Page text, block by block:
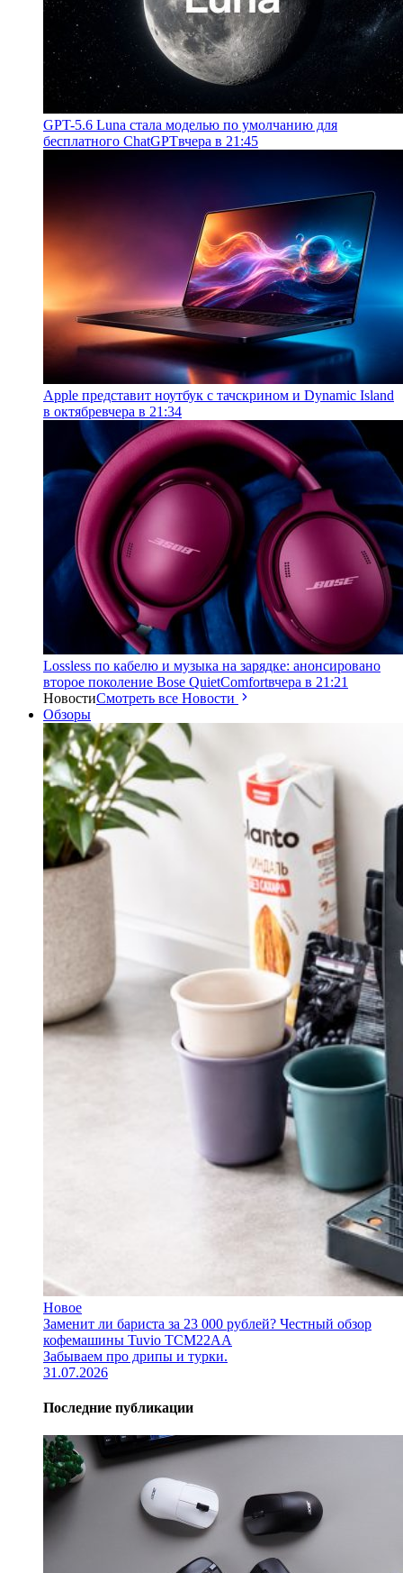
GPT-5.6 Luna стала моделью по умолчанию для
бесплатного ChatGPTвчера в 21:45
Apple представит ноутбук с тачскрином и Dynamic Island
в октябревчера в 21:34
Lossless по кабелю и музыка на зарядке: анонсировано
второе поколение Bose QuietComfortвчера в 21:21
НовостиСмотреть все Новости
Обзоры
Новое
Заменит ли бариста за 23 000 рублей? Честный обзор
кофемашины Tuvio TCM22AA
Забываем про дрипы и турки.
31.07.2026
Последние публикации